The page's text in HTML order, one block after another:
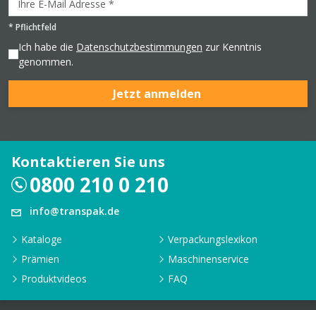
* Pflichtfeld
Ich habe die Datenschutzbestimmungen zur Kenntnis
genommen.
Jetzt anmelden
Kontaktieren Sie uns
0800 210 0 210
info@transpak.de
Kataloge
Verpackungslexikon
Prämien
Maschinenservice
Produktvideos
FAQ